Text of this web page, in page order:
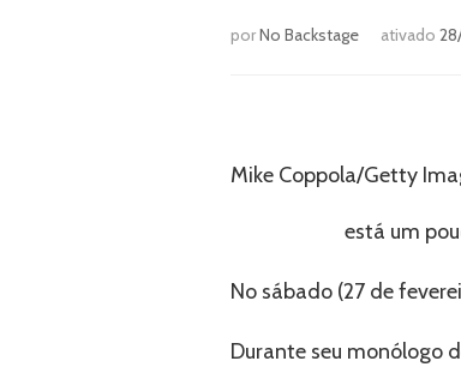
porNo Backstage ativado
Mike Coppola/Getty
está um
No sábado (27 de
Durante seu monólogo